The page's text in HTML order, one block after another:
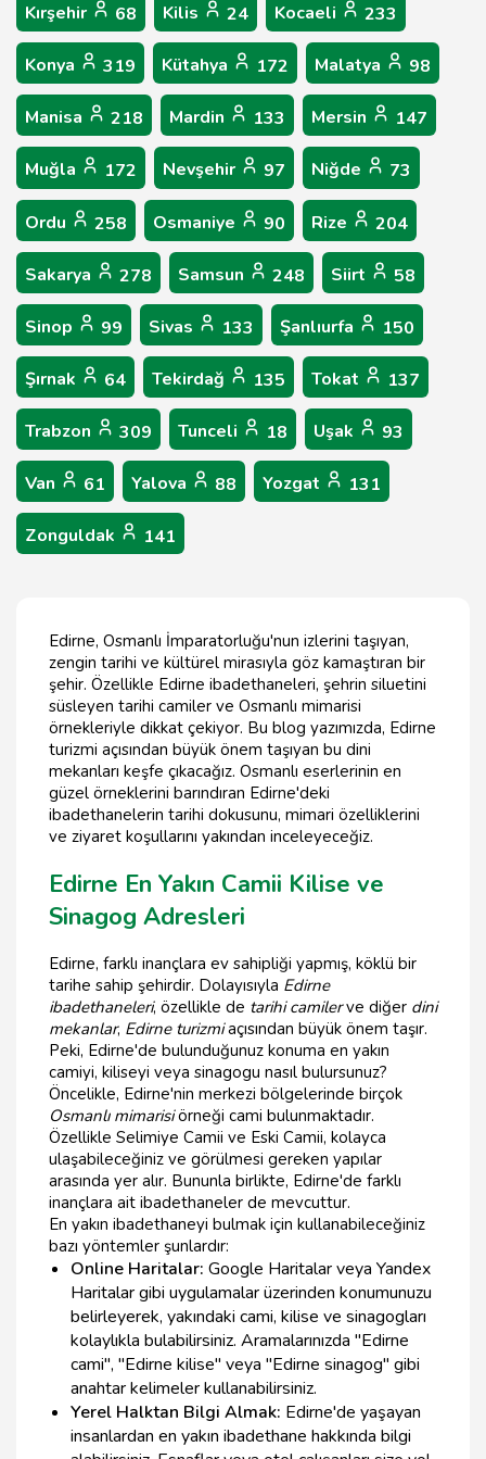
Kırşehir 68 Kilis 24 Kocaeli 233
Konya 319 Kütahya 172 Malatya 98
Manisa 218 Mardin 133 Mersin 147
Muğla 172 Nevşehir 97 Niğde 73
Ordu 258 Osmaniye 90 Rize 204
Sakarya 278 Samsun 248 Siirt 58
Sinop 99 Sivas 133 Şanlıurfa 150
Şırnak 64 Tekirdağ 135 Tokat 137
Trabzon 309 Tunceli 18 Uşak 93
Van 61 Yalova 88 Yozgat 131
Zonguldak 141
Edirne, Osmanlı İmparatorluğu'nun izlerini taşıyan,
zengin tarihi ve kültürel mirasıyla göz kamaştıran bir
şehir. Özellikle Edirne ibadethaneleri, şehrin siluetini
süsleyen tarihi camiler ve Osmanlı mimarisi
örnekleriyle dikkat çekiyor. Bu blog yazımızda, Edirne
turizmi açısından büyük önem taşıyan bu dini
mekanları keşfe çıkacağız. Osmanlı eserlerinin en
güzel örneklerini barındıran Edirne'deki
ibadethanelerin tarihi dokusunu, mimari özelliklerini
ve ziyaret koşullarını yakından inceleyeceğiz.
Edirne En Yakın Camii Kilise ve
Sinagog Adresleri
Edirne, farklı inançlara ev sahipliği yapmış, köklü bir
tarihe sahip şehirdir. Dolayısıyla Edirne
ibadethaneleri, özellikle de tarihi camilerve diğer dini
mekanlar, Edirne turizmiaçısından büyük önem taşır.
Peki, Edirne'de bulunduğunuz konuma en yakın
camiyi, kiliseyi veya sinagogu nasıl bulursunuz?
Öncelikle, Edirne'nin merkezi bölgelerinde birçok
Osmanlı mimarisiörneği cami bulunmaktadır.
Özellikle Selimiye Camii ve Eski Camii, kolayca
ulaşabileceğiniz ve görülmesi gereken yapılar
arasında yer alır. Bununla birlikte, Edirne'de farklı
inançlara ait ibadethaneler de mevcuttur.
En yakın ibadethaneyi bulmak için kullanabileceğiniz
bazı yöntemler şunlardır:
Online Haritalar: Google Haritalar veya Yandex
Haritalar gibi uygulamalar üzerinden konumunuzu
belirleyerek, yakındaki cami, kilise ve sinagogları
kolaylıkla bulabilirsiniz. Aramalarınızda "Edirne
cami", "Edirne kilise" veya "Edirne sinagog" gibi
anahtar kelimeler kullanabilirsiniz.
Yerel Halktan Bilgi Almak: Edirne'de yaşayan
insanlardan en yakın ibadethane hakkında bilgi